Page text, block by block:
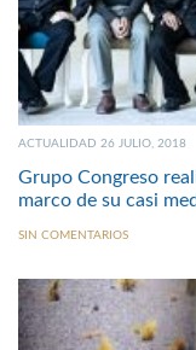
ACTUALIDAD 26 JULIO, 2018
Grupo Congreso
marco de su casi
SIN COMENTARIOS